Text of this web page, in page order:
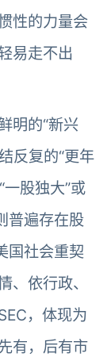
性的力量会
易走不出
明的“新兴
反复的“更年
一股独大”或
普遍存在股
国社会重契
、依行政、
，体现为
有，后有市